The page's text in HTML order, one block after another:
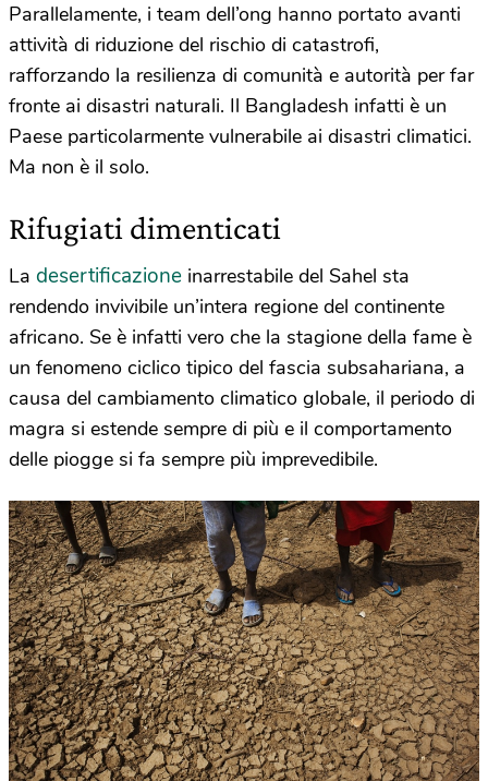
Parallelamente, i team dell’ong hanno portato avanti
attività di riduzione del rischio di catastrofi,
rafforzando la resilienza di comunità e autorità per far
fronte ai disastri naturali. Il Bangladesh infatti è un
Paese particolarmente vulnerabile ai disastri climatici.
Ma non è il solo.
Rifugiati dimenticati
La desertificazione inarrestabile del Sahel sta
rendendo invivibile un’intera regione del continente
africano. Se è infatti vero che la stagione della fame è
un fenomeno ciclico tipico del fascia subsahariana, a
causa del cambiamento climatico globale, il periodo di
magra si estende sempre di più e il comportamento
delle piogge si fa sempre più imprevedibile.